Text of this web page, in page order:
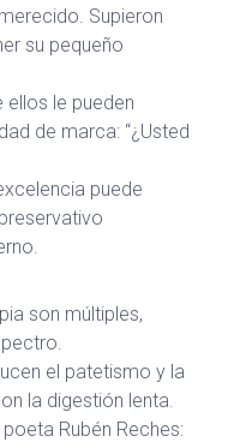
Supieron
su pequeño
ellos le pueden
de marca: “¿Usted
puede
son múltiples,
el patetismo y la
la digestión lenta.
Rubén Reches: